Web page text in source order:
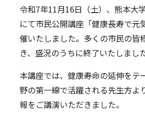
令和7年11月16日（土）、熊本大
にて市民公開講座「健康長寿で元
催いたしました。多くの市民の皆
き、盛況のうちに終了いたしました
本講座では、健康寿命の延伸をテ
野の第一線で活躍される先生方よ
報をご講演いただきました。
ニュース 教職
お問い合わせ サイ
English